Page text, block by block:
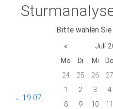
Bitte wählen
←19.07.
« Juli
Mo
Di Mi Do
24
25 26 27
1
2 3 4
8
9 10 11